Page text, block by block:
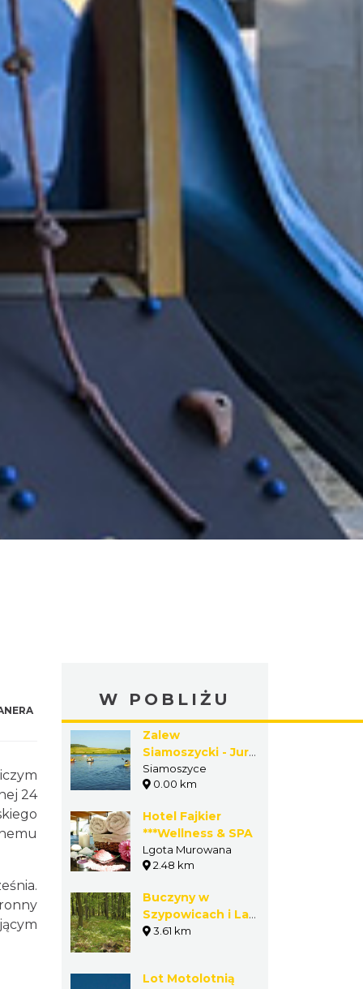
24
W POBLIŻU
Zalew
Siamoszycki - Jura
Camp 244
Siamoszyce
0.00 km
Hotel Fajkier
***Wellness & SPA
Lgota Murowana
2.48 km
Buczyny w
Szypowicach i Las
Niwiski
3.61 km
Lot Motolotnią